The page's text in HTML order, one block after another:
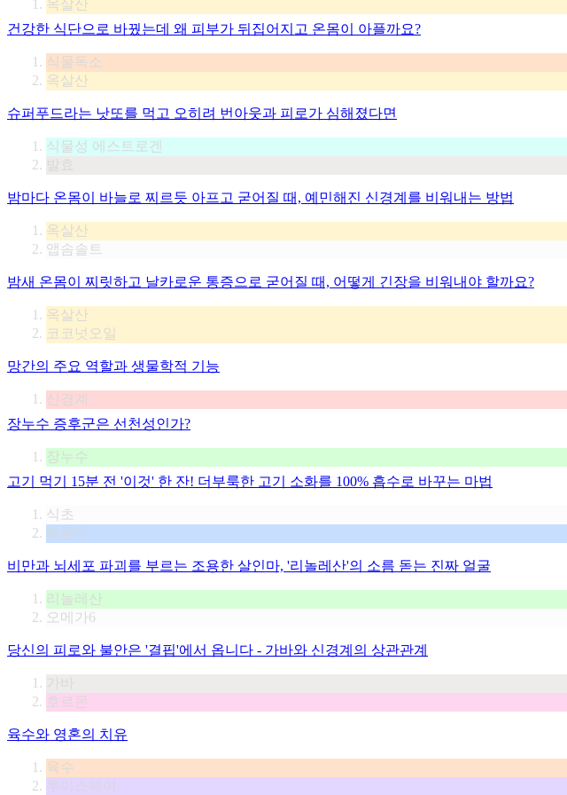
옥살산
건강한 식단으로 바꿨는데 왜 피부가 뒤집어지고 온몸이 아플까요?
식물독소
옥살산
슈퍼푸드라는 낫또를 먹고 오히려 번아웃과 피로가 심해졌다면
식물성 에스트로겐
밤마다 온몸이 바늘로 찌르듯 아프고 굳어질 때, 예민해진 신경계를 비워내는 방법
옥살산
앱솜솔트
밤새 온몸이 찌릿하고 날카로운 통증으로 굳어질 때, 어떻게 긴장을 비워내야 할까요?
옥살산
코코넛오일
망간의 주요 역할과 생물학적 기능
신경계
장누수 증후군은 선천성인가?
장누수
고기 먹기 15분 전 '이것' 한 잔! 더부룩한 고기 소화를 100% 흡수로 바꾸는 마법
식초
케톤식
비만과 뇌세포 파괴를 부르는 조용한 살인마, '리놀레산'의 소름 돋는 진짜 얼굴
리놀레산
오메가6
당신의 피로와 불안은 '결핍'에서 옵니다 - 가바와 신경계의 상관관계
호르몬
육수와 영혼의 치유
육수
루이스헤이